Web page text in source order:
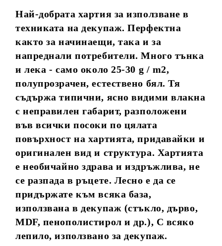
Най-добрата хартия за използване в
техниката на декупаж. Перфектна
както за начинаещи, така и за
напреднали потребители. Много тънка
и лека - само около 25-30 g / m2,
полупрозрачен, естествено бял. Тя
съдържа типични, ясно видими влакна
с неправилен габарит, разположени
във всички посоки по цялата
повърхност на хартията, придавайки и
оригинален вид и структура. Хартията
е необичайно здрава и издръжлива, не
се разпада в ръцете. Лесно е да се
придържате към всяка база,
използвана в декупаж (стъкло, дърво,
MDF, пенополистирол и др.), С всяко
лепило, използвано за декупаж.